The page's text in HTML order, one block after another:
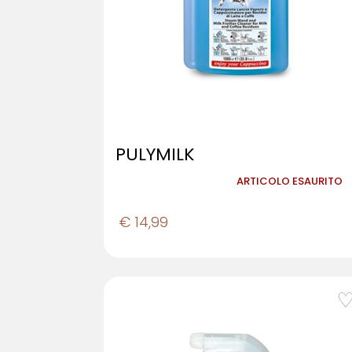
PULYMILK
€ 14,99
ARTICOLO ESAURITO
favorite_border